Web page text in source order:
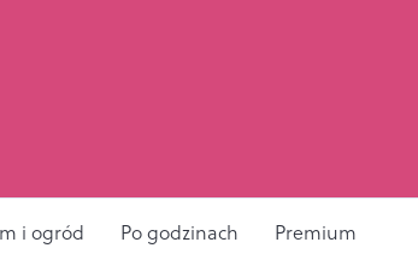
i ogród Po godzinach Premium